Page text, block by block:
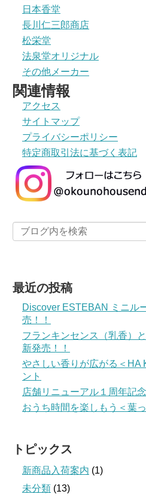
日本香堂
長川仁三郎商店
松栄堂
法泉堂オリジナル
その他メーカー
関連情報
アクセス
サイトマップ
プライバシーポリシー
特定商取引法に基づく表記
最近の投稿
Discover ESTEBAN ミニル
売！！
フランキンセンス（乳香）
新発売！！
やさしい香りが広がる＜HA
ント
店舗リニューアル１周年記念
おうち時間を楽しもう＜葉
トピックス
新商品入荷案内 (1)
未分類 (13)